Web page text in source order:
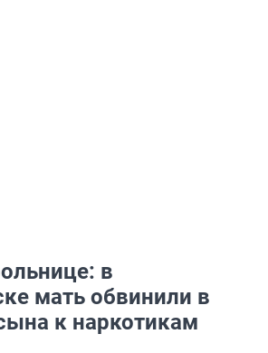
в
мать обвинили в
к наркотикам